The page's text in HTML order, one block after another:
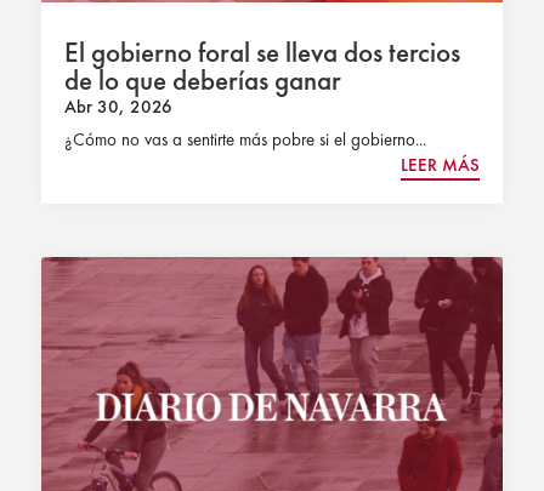
El gobierno foral se lleva dos tercios
de lo que deberías ganar
Abr 30, 2026
¿Cómo no vas a sentirte más pobre si el gobierno...
LEER MÁS